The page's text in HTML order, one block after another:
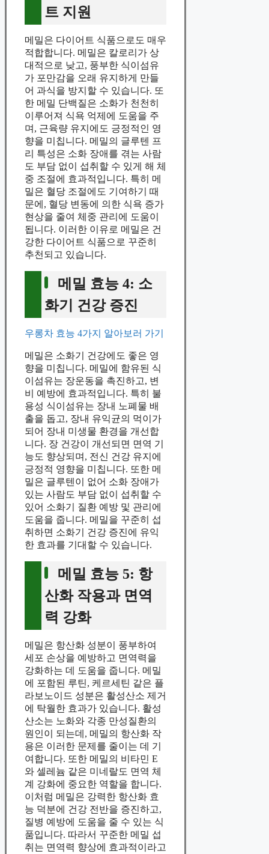
트 지원
메밀은 다이어트 식품으로도 매우
적합합니다. 메밀은 칼로리가 상
대적으로 낮고, 풍부한 식이섬유
가 포만감을 오래 유지하게 만들
어 과식을 방지할 수 있습니다. 또
한 메밀 단백질은 소화가 천천히
이루어져 식욕 억제에 도움을 주
며, 근육량 유지에도 긍정적인 영
향을 미칩니다. 메밀의 글루텐 프
리 특성은 소화 장애를 겪는 사람
도 부담 없이 섭취할 수 있게 해 체
중 조절에 효과적입니다. 특히 메
밀은 혈당 조절에도 기여하기 때
문에, 혈당 변동에 의한 식욕 증가
현상을 줄여 체중 관리에 도움이
됩니다. 이러한 이유로 메밀은 건
강한 다이어트 식품으로 꾸준히
추천되고 있습니다.
메밀 효능 4: 소
화기 건강 증진
우롱차 효능 4가지 알아보러 가기
메밀은 소화기 건강에도 좋은 영
향을 미칩니다. 메밀에 함유된 식
이섬유는 장운동을 촉진하고, 변
비 예방에 효과적입니다. 특히 불
용성 식이섬유는 장내 노폐물 배
출을 돕고, 장내 유익균의 먹이가
되어 장내 미생물 환경을 개선합
니다. 장 건강이 개선되면 면역 기
능도 향상되며, 전신 건강 유지에
긍정적 영향을 미칩니다. 또한 메
밀은 글루텐이 없어 소화 장애가
있는 사람도 부담 없이 섭취할 수
있어 소화기 질환 예방 및 관리에
도움을 줍니다. 메밀을 꾸준히 섭
취하면 소화기 건강 증진에 유익
한 효과를 기대할 수 있습니다.
메밀 효능 5: 항
산화 작용과 면역
력 강화
메밀은 항산화 성분이 풍부하여
세포 손상을 예방하고 면역력을
강화하는 데 도움을 줍니다. 메밀
에 포함된 루틴, 케르세틴 같은 플
라보노이드 성분은 활성산소 제거
에 탁월한 효과가 있습니다. 활성
산소는 노화와 각종 만성질환의
원인이 되는데, 메밀의 항산화 작
용은 이러한 문제를 줄이는 데 기
여합니다. 또한 메밀의 비타민 E
와 셀레늄 같은 미네랄도 면역 체
계 강화에 중요한 역할을 합니다.
이처럼 메밀은 강력한 항산화 효
능 덕분에 건강 전반을 증진하고,
질병 예방에 도움을 줄 수 있는 식
품입니다. 따라서 꾸준한 메밀 섭
취는 면역력 향상에 효과적이라고